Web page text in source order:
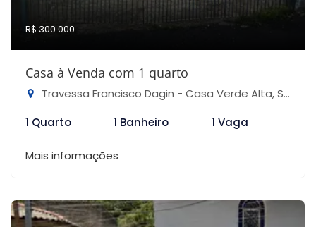
R$ 300.000
Casa à Venda com 1 quarto
Travessa Francisco Dagin - Casa Verde Alta, São Paulo-SP
1 Quarto
1 Banheiro 1 Vaga
Mais informações